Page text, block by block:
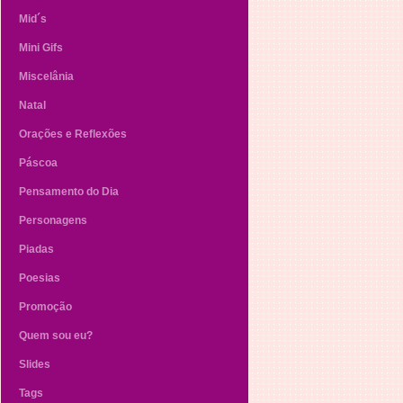
Mid´s
Mini Gifs
Miscelânia
Natal
Orações e Reflexões
Páscoa
Pensamento do Dia
Personagens
Piadas
Poesias
Promoção
Quem sou eu?
Slides
Tags